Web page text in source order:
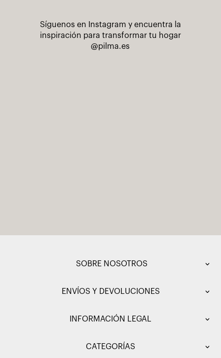
Síguenos en Instagram y encuentra la
inspiración para transformar tu hogar
@pilma.es
SOBRE NOSOTROS
ENVÍOS Y DEVOLUCIONES
INFORMACIÓN LEGAL
CATEGORÍAS